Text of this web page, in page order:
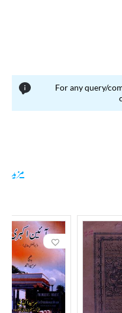
For any query/
مزید